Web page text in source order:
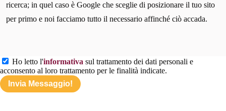
ricerca; in quel caso è Google che sceglie di posizionare il tuo sito
per primo e noi facciamo tutto il necessario affinché ciò accada.
Ho letto l'informativa sul trattamento dei dati personali e
acconsento al loro trattamento per le finalità indicate.